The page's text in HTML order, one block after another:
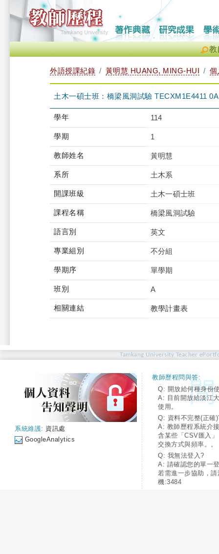
教
外語授課紀錄 黃明慧 HUANG, MING-HUI 個
土木一碩士班：橋梁風洞試驗 TECXM1E4411 0A
學年 114
學期 1
教師姓名 黃明慧
系所 土木系
開課班級 土木一碩士班
課程名稱 橋梁風洞試驗
語言別 英文
專業組別 不分組
學期序 單學期
班別 A
相關連結 教學計畫表
Tamkang University Teacher
系統維護: 資訊處
GoogleAnalytics
教師歷程問與答:
Q: 開放給何種身份
A: 目前開放給淡江
使用。
Q: 資料不完整(正確
A: 教師歷程系統介
含某些「CSV匯入
交換方式與頻率。。
Q: 我無法登入?
A: 請確認您的單一
若需進一步協助，
機:3484